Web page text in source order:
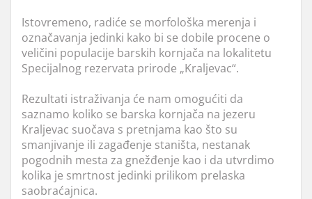
Istovremeno, radiće se morfološka merenja i
označavanja jedinki kako bi se dobile procene o
veličini populacije barskih kornjača na lokalitetu
Specijalnog rezervata prirode „Kraljevac“.
Rezultati istraživanja će nam omogućiti da
saznamo koliko se barska kornjača na jezeru
Kraljevac suočava s pretnjama kao što su
smanjivanje ili zagađenje staništa, nestanak
pogodnih mesta za gnežđenje kao i da utvrdimo
kolika je smrtnost jedinki prilikom prelaska
saobraćajnica.